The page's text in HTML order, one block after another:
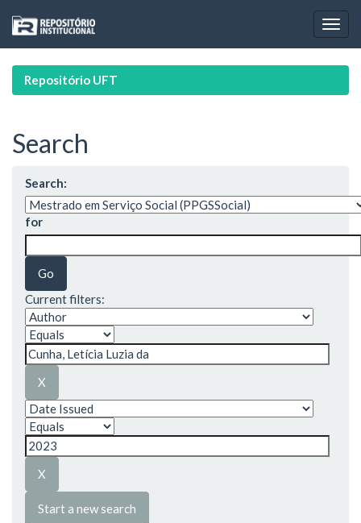
navigation
Repositório UFT
Search
Search:
for
Current filters:
Start a new search